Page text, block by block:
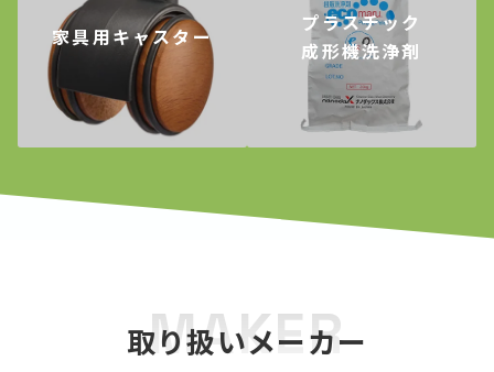
家具用キャスター
プラスチック
成形機洗浄剤
取り扱いメーカー
MAKER